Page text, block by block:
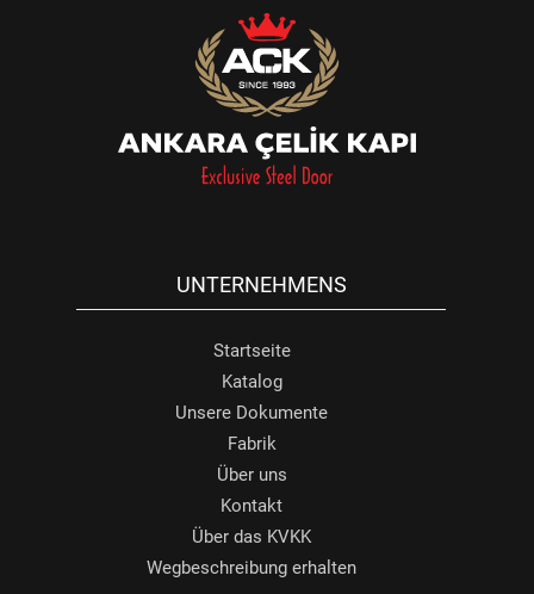
UNTERNEHMENS
Startseite
Katalog
Unsere Dokumente
Fabrik
Über uns
Kontakt
Über das KVKK
Wegbeschreibung erhalten